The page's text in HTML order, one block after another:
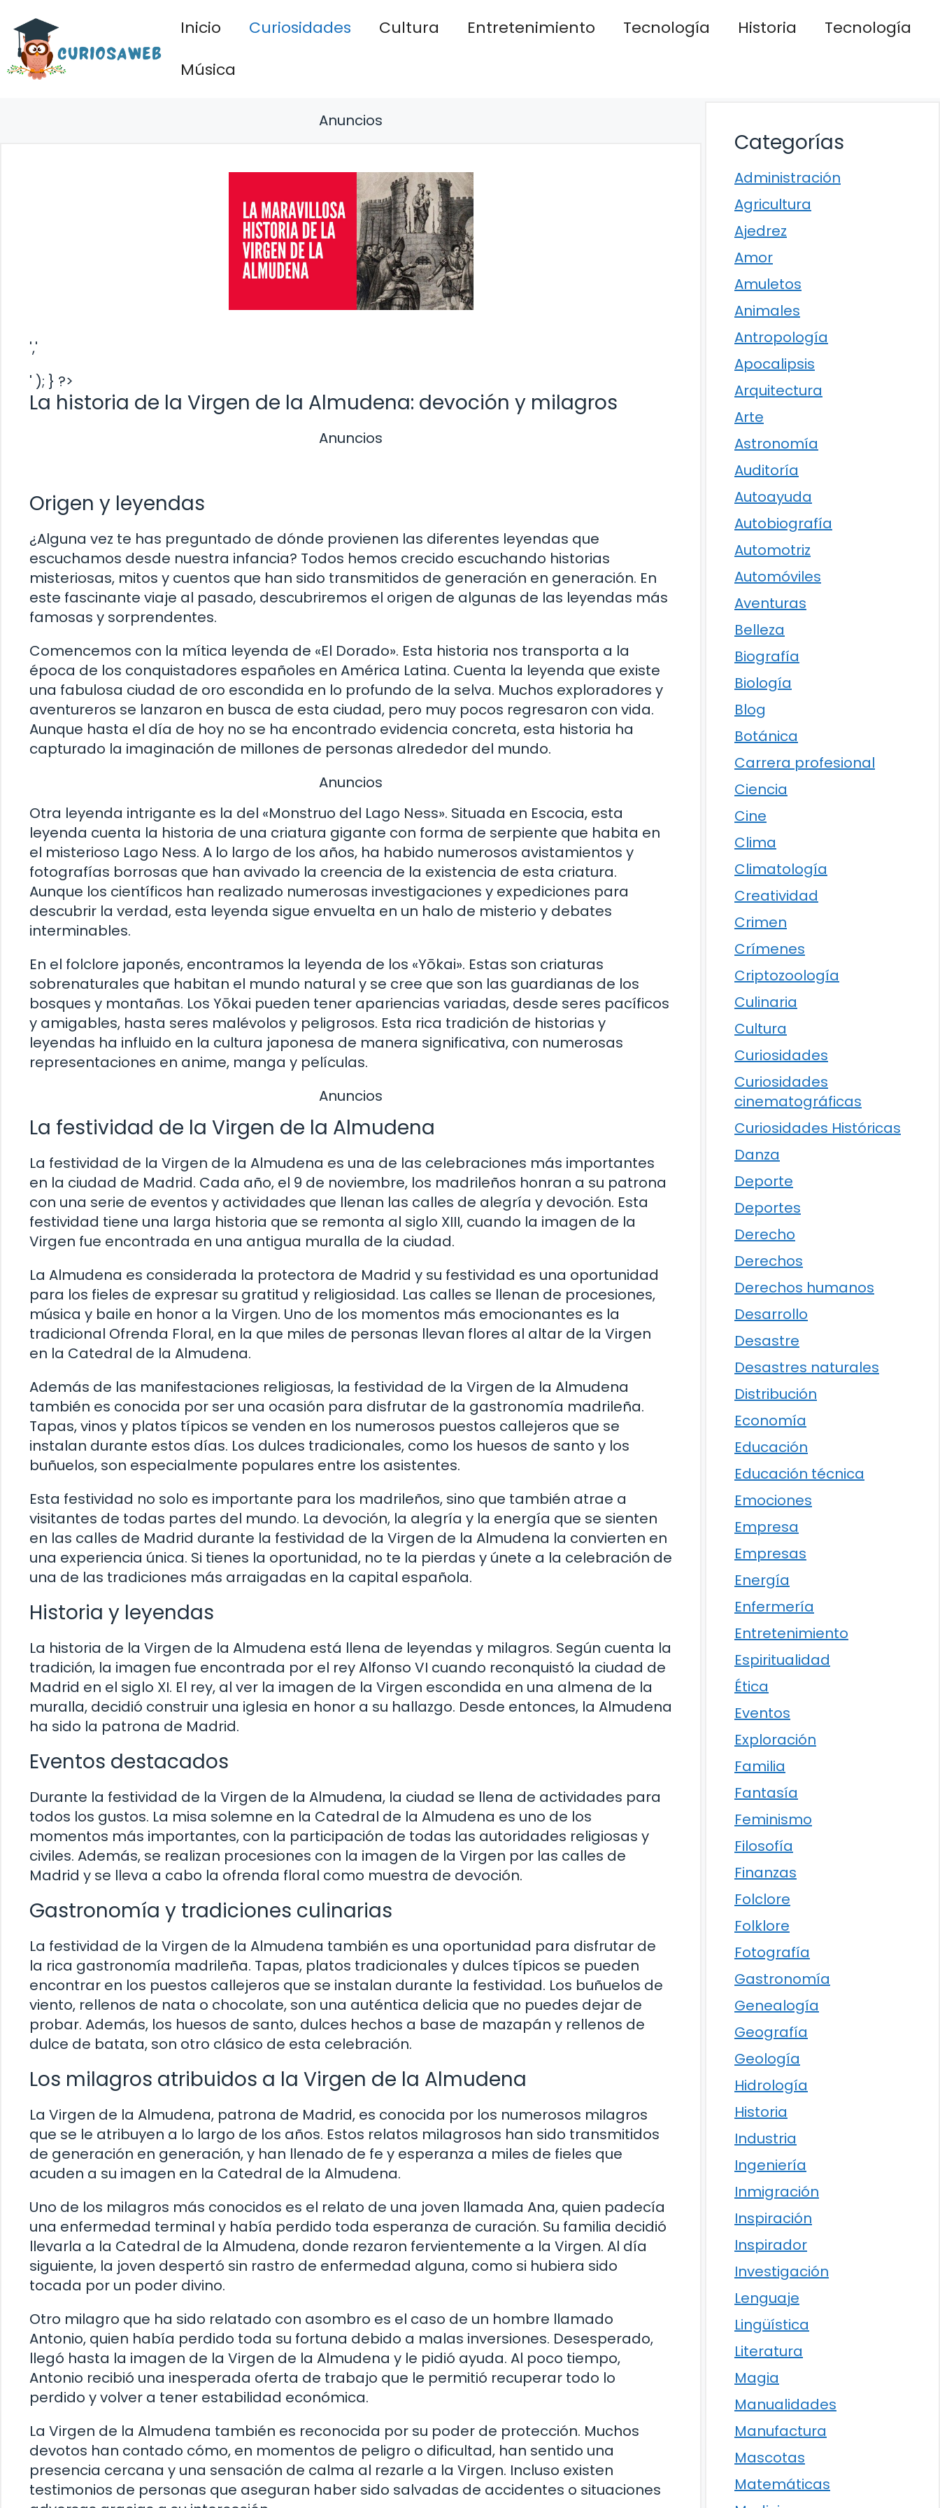
contenido
Inicio Curiosidades Cultura Entretenimiento Tecnología Historia
Tecnología
Música
Anuncios
','
' ); } ?>
La historia de la Virgen de la Almudena: devoción y milagros
Anuncios
Origen y leyendas
¿Alguna vez te has preguntado de dónde provienen las diferentes leyendas que
escuchamos desde nuestra infancia? Todos hemos crecido escuchando historias
misteriosas, mitos y cuentos que han sido transmitidos de generación en generación. En
este fascinante viaje al pasado, descubriremos el origen de algunas de las leyendas más
famosas y sorprendentes.
Comencemos con la mítica leyenda de «El Dorado». Esta historia nos transporta a la
época de los conquistadores españoles en América Latina. Cuenta la leyenda que existe
una fabulosa ciudad de oro escondida en lo profundo de la selva. Muchos exploradores y
aventureros se lanzaron en busca de esta ciudad, pero muy pocos regresaron con vida.
Aunque hasta el día de hoy no se ha encontrado evidencia concreta, esta historia ha
capturado la imaginación de millones de personas alrededor del mundo.
Anuncios
Otra leyenda intrigante es la del «Monstruo del Lago Ness». Situada en Escocia, esta
leyenda cuenta la historia de una criatura gigante con forma de serpiente que habita en
el misterioso Lago Ness. A lo largo de los años, ha habido numerosos avistamientos y
fotografías borrosas que han avivado la creencia de la existencia de esta criatura.
Aunque los científicos han realizado numerosas investigaciones y expediciones para
descubrir la verdad, esta leyenda sigue envuelta en un halo de misterio y debates
interminables.
En el folclore japonés, encontramos la leyenda de los «Yōkai». Estas son criaturas
sobrenaturales que habitan el mundo natural y se cree que son las guardianas de los
bosques y montañas. Los Yōkai pueden tener apariencias variadas, desde seres pacíficos
y amigables, hasta seres malévolos y peligrosos. Esta rica tradición de historias y
leyendas ha influido en la cultura japonesa de manera significativa, con numerosas
representaciones en anime, manga y películas.
Anuncios
La festividad de la Virgen de la Almudena
La festividad de la Virgen de la Almudena es una de las celebraciones más importantes
en la ciudad de Madrid. Cada año, el 9 de noviembre, los madrileños honran a su patrona
con una serie de eventos y actividades que llenan las calles de alegría y devoción. Esta
festividad tiene una larga historia que se remonta al siglo XIII, cuando la imagen de la
Virgen fue encontrada en una antigua muralla de la ciudad.
La Almudena es considerada la protectora de Madrid y su festividad es una oportunidad
para los fieles de expresar su gratitud y religiosidad. Las calles se llenan de procesiones,
música y baile en honor a la Virgen. Uno de los momentos más emocionantes es la
tradicional Ofrenda Floral, en la que miles de personas llevan flores al altar de la Virgen
en la Catedral de la Almudena.
Además de las manifestaciones religiosas, la festividad de la Virgen de la Almudena
también es conocida por ser una ocasión para disfrutar de la gastronomía madrileña.
Tapas, vinos y platos típicos se venden en los numerosos puestos callejeros que se
instalan durante estos días. Los dulces tradicionales, como los huesos de santo y los
buñuelos, son especialmente populares entre los asistentes.
Esta festividad no solo es importante para los madrileños, sino que también atrae a
visitantes de todas partes del mundo. La devoción, la alegría y la energía que se sienten
en las calles de Madrid durante la festividad de la Virgen de la Almudena la convierten en
una experiencia única. Si tienes la oportunidad, no te la pierdas y únete a la celebración de
una de las tradiciones más arraigadas en la capital española.
Historia y leyendas
La historia de la Virgen de la Almudena está llena de leyendas y milagros. Según cuenta la
tradición, la imagen fue encontrada por el rey Alfonso VI cuando reconquistó la ciudad de
Madrid en el siglo XI. El rey, al ver la imagen de la Virgen escondida en una almena de la
muralla, decidió construir una iglesia en honor a su hallazgo. Desde entonces, la Almudena
ha sido la patrona de Madrid.
Eventos destacados
Durante la festividad de la Virgen de la Almudena, la ciudad se llena de actividades para
todos los gustos. La misa solemne en la Catedral de la Almudena es uno de los
momentos más importantes, con la participación de todas las autoridades religiosas y
civiles. Además, se realizan procesiones con la imagen de la Virgen por las calles de
Madrid y se lleva a cabo la ofrenda floral como muestra de devoción.
Gastronomía y tradiciones culinarias
La festividad de la Virgen de la Almudena también es una oportunidad para disfrutar de
la rica gastronomía madrileña. Tapas, platos tradicionales y dulces típicos se pueden
encontrar en los puestos callejeros que se instalan durante la festividad. Los buñuelos de
viento, rellenos de nata o chocolate, son una auténtica delicia que no puedes dejar de
probar. Además, los huesos de santo, dulces hechos a base de mazapán y rellenos de
dulce de batata, son otro clásico de esta celebración.
Los milagros atribuidos a la Virgen de la Almudena
La Virgen de la Almudena, patrona de Madrid, es conocida por los numerosos milagros
que se le atribuyen a lo largo de los años. Estos relatos milagrosos han sido transmitidos
de generación en generación, y han llenado de fe y esperanza a miles de fieles que
acuden a su imagen en la Catedral de la Almudena.
Uno de los milagros más conocidos es el relato de una joven llamada Ana, quien padecía
una enfermedad terminal y había perdido toda esperanza de curación. Su familia decidió
llevarla a la Catedral de la Almudena, donde rezaron fervientemente a la Virgen. Al día
siguiente, la joven despertó sin rastro de enfermedad alguna, como si hubiera sido
tocada por un poder divino.
Otro milagro que ha sido relatado con asombro es el caso de un hombre llamado
Antonio, quien había perdido toda su fortuna debido a malas inversiones. Desesperado,
llegó hasta la imagen de la Virgen de la Almudena y le pidió ayuda. Al poco tiempo,
Antonio recibió una inesperada oferta de trabajo que le permitió recuperar todo lo
perdido y volver a tener estabilidad económica.
La Virgen de la Almudena también es reconocida por su poder de protección. Muchos
devotos han contado cómo, en momentos de peligro o dificultad, han sentido una
presencia cercana y una sensación de calma al rezarle a la Virgen. Incluso existen
testimonios de personas que aseguran haber sido salvadas de accidentes o situaciones
Categorías
Administración
Agricultura
Ajedrez
Amor
Amuletos
Animales
Antropología
Apocalipsis
Arquitectura
Arte
Astronomía
Auditoría
Autoayuda
Autobiografía
Automotriz
Automóviles
Aventuras
Belleza
Biografía
Biología
Blog
Botánica
Carrera profesional
Ciencia
Cine
Clima
Climatología
Creatividad
Crimen
Crímenes
Criptozoología
Culinaria
Cultura
Curiosidades
Curiosidades
cinematográficas
Curiosidades Históricas
Danza
Deporte
Deportes
Derecho
Derechos
Derechos humanos
Desarrollo
Desastre
Desastres naturales
Distribución
Economía
Educación
Educación técnica
Emociones
Empresa
Empresas
Energía
Enfermería
Entretenimiento
Espiritualidad
Ética
Eventos
Exploración
Familia
Fantasía
Feminismo
Filosofía
Finanzas
Folclore
Folklore
Fotografía
Gastronomía
Genealogía
Geografía
Geología
Hidrología
Historia
Industria
Ingeniería
Inmigración
Inspiración
Inspirador
Investigación
Lenguaje
Lingüística
Literatura
Magia
Manualidades
Manufactura
Mascotas
Matemáticas